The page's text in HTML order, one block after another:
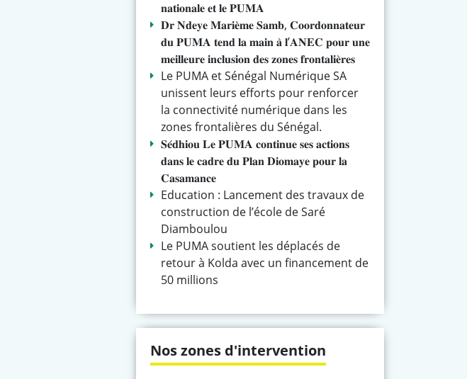
𝐧𝐚𝐭𝐢𝐨𝐧𝐚𝐥𝐞 𝐞𝐭 𝐥𝐞 𝐏𝐔𝐌𝐀
𝐃𝐫 𝐍𝐝𝐞𝐲𝐞 𝐌𝐚𝐫𝐢𝐞̀𝐦𝐞 𝐒𝐚𝐦𝐛, 𝐂𝐨𝐨𝐫𝐝𝐨𝐧𝐧𝐚𝐭𝐞𝐮𝐫
𝐝𝐮 𝐏𝐔𝐌𝐀 𝐭𝐞𝐧𝐝 𝐥𝐚 𝐦𝐚𝐢𝐧 𝐚̀ 𝐥’𝐀𝐍𝐄𝐂 𝐩𝐨𝐮𝐫 𝐮𝐧𝐞
𝐦𝐞𝐢𝐥𝐥𝐞𝐮𝐫𝐞 𝐢𝐧𝐜𝐥𝐮𝐬𝐢𝐨𝐧 𝐝𝐞𝐬 𝐳𝐨𝐧𝐞𝐬 𝐟𝐫𝐨𝐧𝐭𝐚𝐥𝐢𝐞̀𝐫𝐞𝐬
Le PUMA et Sénégal Numérique SA
unissent leurs efforts pour renforcer
la connectivité numérique dans les
zones frontalières du Sénégal.
𝐒𝐞́𝐝𝐡𝐢𝐨𝐮 𝐋𝐞 𝐏𝐔𝐌𝐀 𝐜𝐨𝐧𝐭𝐢𝐧𝐮𝐞 𝐬𝐞𝐬 𝐚𝐜𝐭𝐢𝐨𝐧𝐬
𝐝𝐚𝐧𝐬 𝐥𝐞 𝐜𝐚𝐝𝐫𝐞 𝐝𝐮 𝐏𝐥𝐚𝐧 𝐃𝐢𝐨𝐦𝐚𝐲𝐞 𝐩𝐨𝐮𝐫 𝐥𝐚
𝐂𝐚𝐬𝐚𝐦𝐚𝐧𝐜𝐞
Education : Lancement des travaux de
construction de l’école de Saré
Diamboulou
Le PUMA soutient les déplacés de
retour à Kolda avec un financement de
50 millions
Nos zones d'intervention